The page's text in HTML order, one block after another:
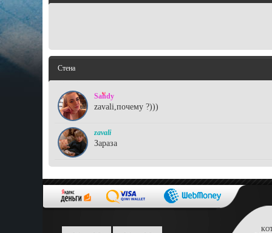
Стена
Sandy
zavali,почему ?)))
zavali
Зараза